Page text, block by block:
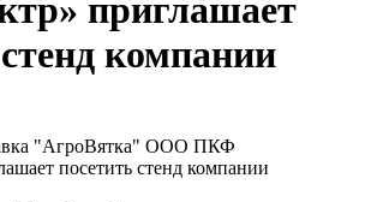
приглашает
компании